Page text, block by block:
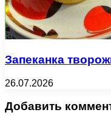
Запеканка
26.07.2026
Добавить